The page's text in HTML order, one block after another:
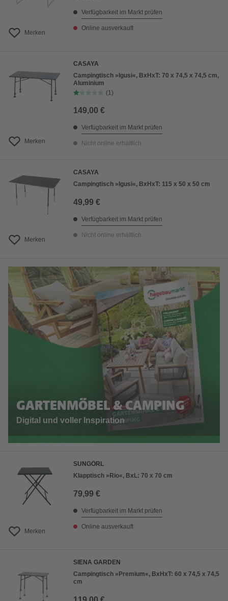
Merken
Verfügbarkeit im Markt prüfen
Online ausverkauft
Merken
CASAYA
Campingtisch »Igusi«, BxHxT: 70 x 74,5 x 74,5 cm,
Aluminium
(1)
149,00 €
Verfügbarkeit im Markt prüfen
Nicht online erhältlich
Merken
CASAYA
Campingtisch »Igusi«, BxHxT: 115 x 50 x 50 cm
49,99 €
Verfügbarkeit im Markt prüfen
Nicht online erhältlich
GARTENMÖBEL & CAMPING
Digital und voller Inspiration
Merken
SUNGÖRL
Klapptisch »Rio«, BxL: 70 x 70 cm
79,99 €
Verfügbarkeit im Markt prüfen
Online ausverkauft
SIENA GARDEN
Campingtisch »Premium«, BxHxT: 60 x 74,5 x 74,5
cm